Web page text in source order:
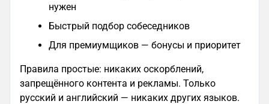
нужен
Быстрый подбор собеседников
Для премиумщиков — бонусы и приоритет
Правила простые: никаких оскорблений,
запрещённого контента и рекламы. Только
русский и английский — никаких других языков.